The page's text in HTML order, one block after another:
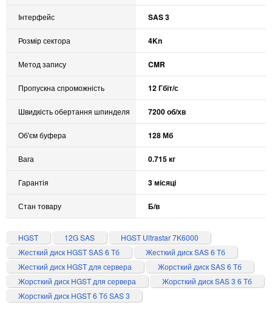
Інтерфейс SAS 3
Розмір сектора 4Kn
Метод запису CMR
Пропускна спроможність 12 Гбіт/с
Швидкість обертання шпинделя 7200 об/хв
Об'єм буфера 128 Мб
Вага 0.715 кг
Гарантія 3 місяці
Стан товару Б/в
HGST 12G SAS
HGST Ultrastar 7K6000
Жесткий диск HGST SAS 6 Тб
Жесткий диск SAS 6 Тб
Жесткий диск HGST для сервера
Жорсткий диск SAS 6 Тб
Жорсткий диск HGST для сервера
Жорсткий диск SAS 3 6 Тб
Жорсткий диск HGST 6 Тб SAS 3